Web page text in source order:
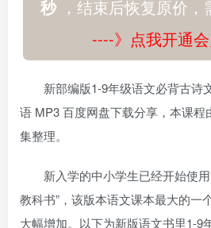
秒，结束后恢复原价，
----》点我开通
新部编版1-9年级语文必背古诗
语 MP3 百度网盘下载分享，本课程
集整理。
新入学的中小学生已经开始使
教科书”，该版本语文课本最大的一
大幅增加。以下为新版语文书里1-9